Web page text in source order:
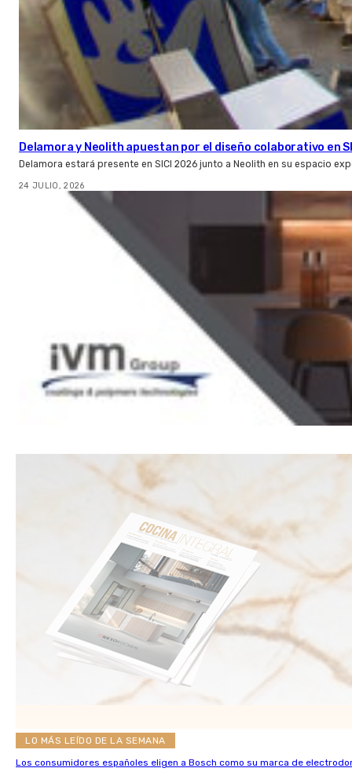
Delamora y Neolith apuestan por el diseño colaborativo en
Delamora estará presente en SICI 2026 junto a Neolith en su espacio
24 JULIO, 2026
LO MÁS LEÍDO DE LA SEMANA
Los consumidores españoles eligen a Bosch como su marca de